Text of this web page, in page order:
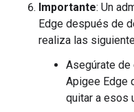
Importante: Un
Edge después de
realiza las
Asegúrate de
Apigee Edge
quitar a esos